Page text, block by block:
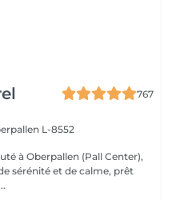
767
L-8552
à Oberpallen (Pall Center),
sérénité et de calme, prêt